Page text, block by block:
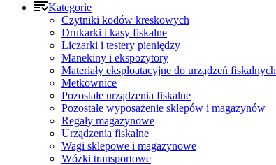
Kategorie
Czytniki kodów kreskowych
Drukarki i kasy fiskalne
Liczarki i testery pieniędzy
Manekiny i ekspozytory
Materiały eksploatacyjne do urządzeń fiskalnych
Metkownice
Pozostałe urządzenia fiskalne
Pozostałe wyposażenie sklepów i magazynów
Regały magazynowe
Urządzenia fiskalne
Wagi sklepowe i magazynowe
Wózki transportowe